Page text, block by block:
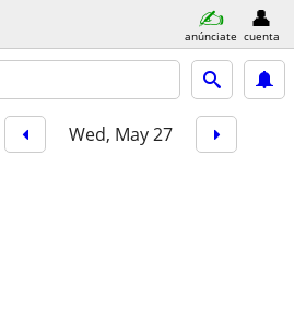
anúnciate cuenta
Wed, May 27